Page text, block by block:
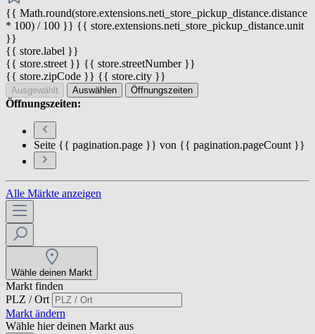
{{ Math.round(store.extensions.neti_store_pickup_distance.distance
* 100) / 100 }} {{ store.extensions.neti_store_pickup_distance.unit
}}
{{ store.label }}
{{ store.street }} {{ store.streetNumber }}
{{ store.zipCode }} {{ store.city }}
Ausgewählt Auswählen Öffnungszeiten
Öffnungszeiten:
Seite {{ pagination.page }} von {{ pagination.pageCount }}
Alle Märkte anzeigen
Wähle deinen Markt
Markt finden
PLZ / Ort
Markt ändern
Wähle hier deinen Markt aus